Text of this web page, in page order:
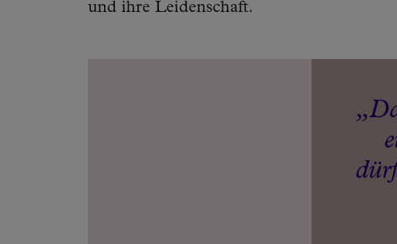
und ihre Leidenschaft.